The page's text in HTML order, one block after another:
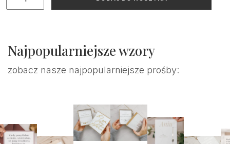
prośbą
o
Najpopularniejsze wzory
zobacz nasze najpopularniejsze prośby: